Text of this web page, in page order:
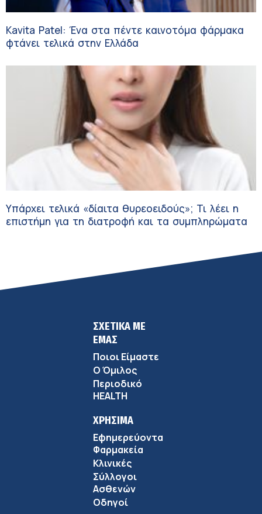
Kavita Patel: Ένα στα πέντε καινοτόμα φάρμακα
φτάνει τελικά στην Ελλάδα
Υπάρχει τελικά «δίαιτα θυρεοειδούς»; Τι λέει η
επιστήμη για τη διατροφή και τα συμπληρώματα
ΣΧΕΤΙΚΑ ΜΕ
ΕΜΑΣ
Ποιοι Είμαστε
Ο Όμιλος
Περιοδικό
HEALTH
ΧΡΗΣΙΜΑ
Εφημερεύοντα
Φαρμακεία
Κλινικές
Σύλλογοι
Ασθενών
Οδηγοί